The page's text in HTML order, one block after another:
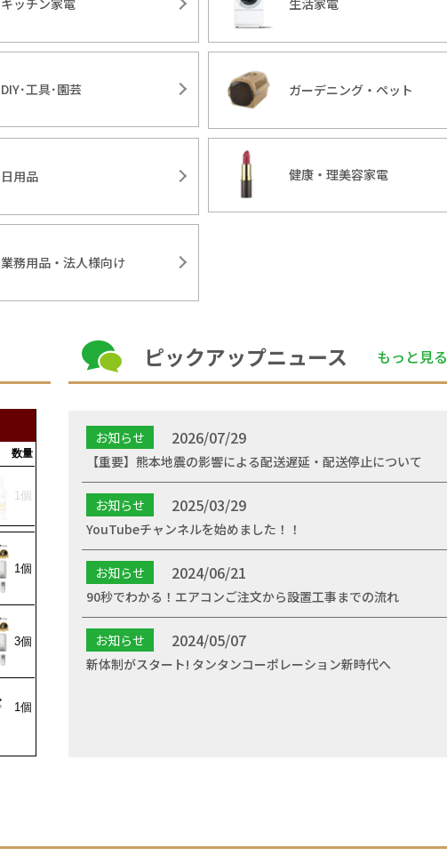
DIY･工具･園芸 ガーデニング・ペット
日用品 健康・理美容家電
業務用品・法人様向け
ピックアップニュース もっと見る
お知らせ 2026/07/29
【重要】熊本地震の影響による配送遅延・配送停止について
お知らせ 2025/03/29
YouTubeチャンネルを始めました！！
お知らせ 2024/06/21
90秒でわかる！エアコンご注文から設置工事までの流れ
お知らせ 2024/05/07
新体制がスタート! タンタンコーポレーション新時代へ